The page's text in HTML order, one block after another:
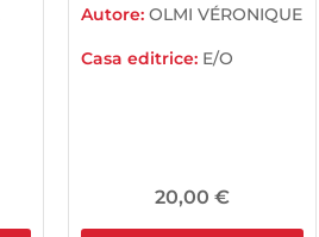
Autore: OLMI VÉRONIQUE
Casa editrice: E/O
20,00 €